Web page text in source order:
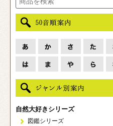
自然大好きシリーズ
図鑑シリーズ